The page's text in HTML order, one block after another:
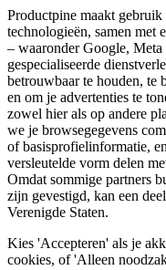
Productpine maakt
technologieën, samen met
– waaronder Google,
gespecialiseerde
betrouwbaar te houden, te
en om je advertenties te
zowel hier als op andere
we je browsegegevens
of basisprofielinformatie,
versleutelde vorm delen
Omdat sommige partners
zijn gevestigd, kan een
Verenigde Staten.
Kies 'Accepteren' als je
cookies, of 'Alleen